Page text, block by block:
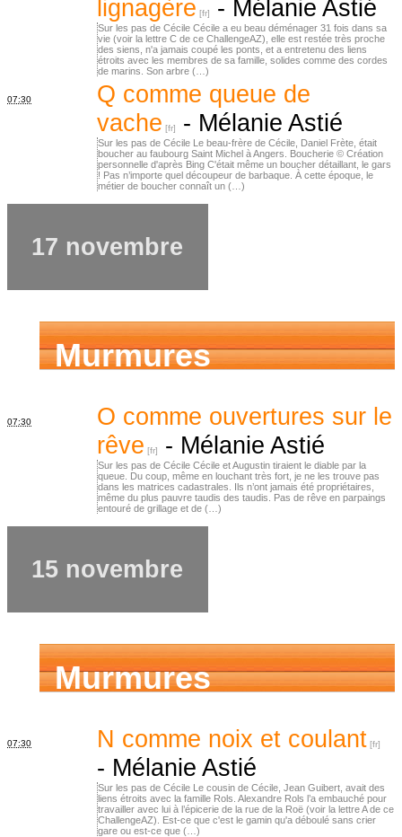
lignagère
- Mélanie Astié
Sur les pas de Cécile Cécile a eu beau déménager 31 fois dans sa
vie (voir la lettre C de ce ChallengeAZ), elle est restée très proche
des siens, n'a jamais coupé les ponts, et a entretenu des liens
étroits avec les membres de sa famille, solides comme des cordes
de marins. Son arbre (…)
07:30
Q comme queue de
vache
- Mélanie Astié
Sur les pas de Cécile Le beau-frère de Cécile, Daniel Frète, était
boucher au faubourg Saint Michel à Angers. Boucherie © Création
personnelle d'après Bing C'était même un boucher détaillant, le gars
! Pas n’importe quel découpeur de barbaque. À cette époque, le
métier de boucher connaît un (…)
17 novembre
Murmures
d’ancêtres
07:30
O comme ouvertures sur le
rêve
- Mélanie Astié
Sur les pas de Cécile Cécile et Augustin tiraient le diable par la
queue. Du coup, même en louchant très fort, je ne les trouve pas
dans les matrices cadastrales. Ils n’ont jamais été propriétaires,
même du plus pauvre taudis des taudis. Pas de rêve en parpaings
entouré de grillage et de (…)
15 novembre
Murmures
d’ancêtres
07:30
N comme noix et coulant
- Mélanie Astié
Sur les pas de Cécile Le cousin de Cécile, Jean Guibert, avait des
liens étroits avec la famille Rols. Alexandre Rols l’a embauché pour
travailler avec lui à l’épicerie de la rue de la Roë (voir la lettre A de ce
ChallengeAZ). Est-ce que c'est le gamin qu'a déboulé sans crier
gare ou est-ce que (…)